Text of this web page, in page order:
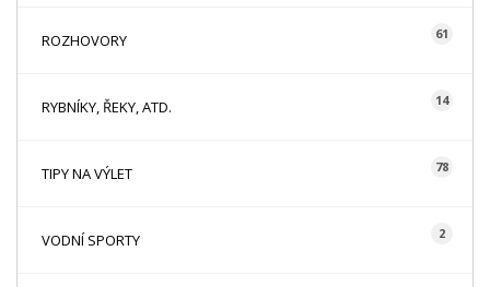
ROZHOVORY 61
RYBNÍKY, ŘEKY, ATD. 14
TIPY NA VÝLET 78
VODNÍ SPORTY 2